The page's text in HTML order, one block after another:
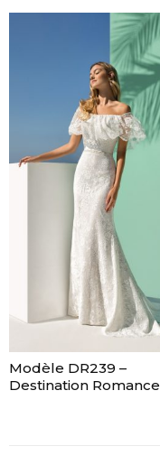
Modèle DR239 –
Destination Romance